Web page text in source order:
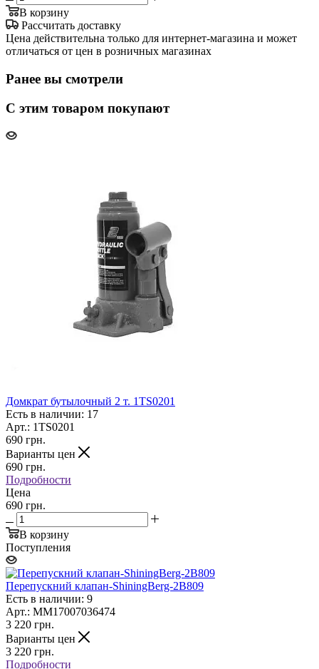
В корзину
Рассчитать доставку
Цена действительна только для интернет-магазина и может
отличаться от цен в розничных магазинах
Ранее вы смотрели
С этим товаром покупают
Домкрат бутылочный 2 т. 1TS0201
Есть в наличии: 17
Арт.: 1TS0201
690 грн.
Варианты цен
690 грн.
Подробности
Цена
690 грн.
В корзину
Поступления
Перепускний клапан-ShiningBerg-2В809
Есть в наличии: 9
Арт.: MM17007036474
3 220 грн.
Варианты цен
3 220 грн.
Подробности